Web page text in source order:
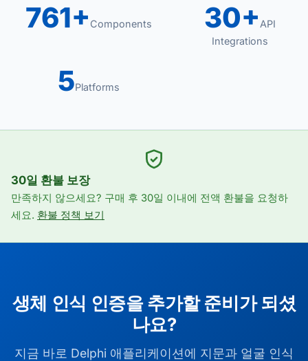
761+ Components 30+ API
Integrations
5Platforms
30일 환불 보장
만족하지 않으세요? 구매 후 30일 이내에 전액 환불을 요청하
세요. 환불 정책 보기
생체 인식 인증을 추가할 준비가 되셨
나요?
지금 바로 Delphi 애플리케이션에 지문과 얼굴 인식